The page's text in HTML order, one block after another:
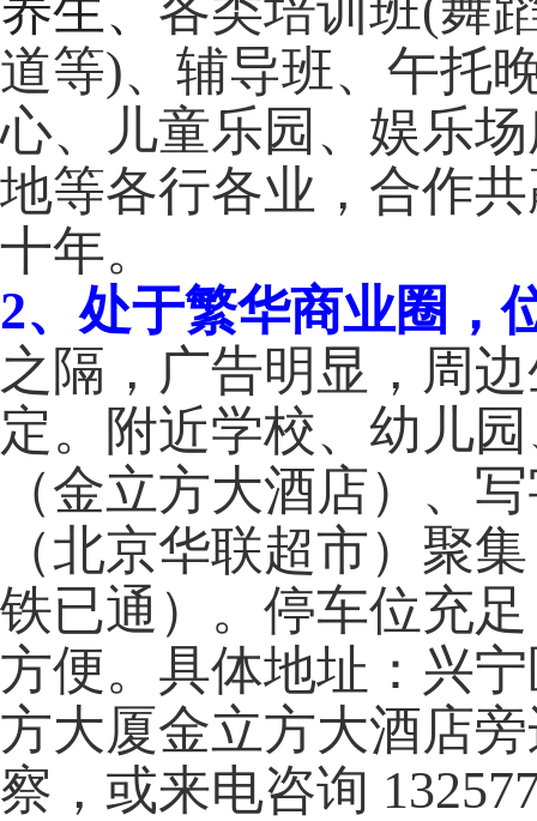
道等)、辅导班、午托
心、儿童乐园、娱乐
地等各行各业，合作
十年。
2、处于繁华商业圈，
之隔，广告明显，周
定。附近学校、幼儿
（金立方大酒店）、
（北京华联超市）聚
铁已通）。停车位充
方便。具体地址：兴
方大厦金立方大酒店
察，或来电咨询